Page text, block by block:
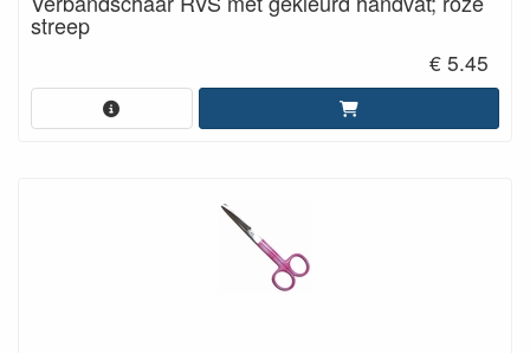
streep
€ 5.45